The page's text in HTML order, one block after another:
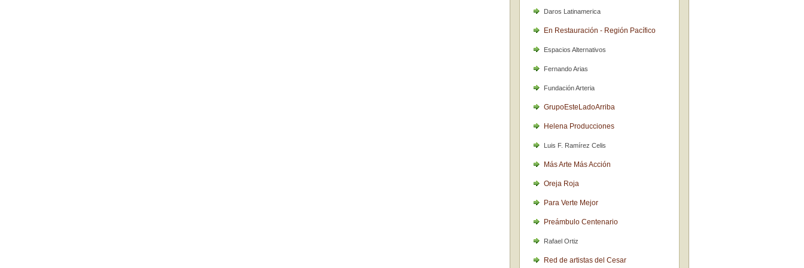
Daros Latinamerica
En Restauración - Región Pacífico
Espacios Alternativos
Fernando Arias
Fundación Arteria
GrupoEsteLadoArriba
Helena Producciones
Luis F. Ramírez Celis
Más Arte Más Acción
Oreja Roja
Para Verte Mejor
Preámbulo Centenario
Rafael Ortiz
Red de artistas del Cesar